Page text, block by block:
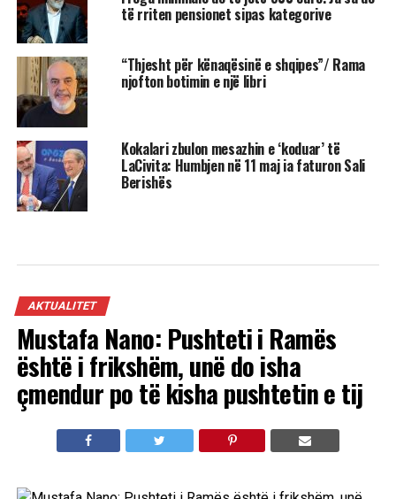
të rriten pensionet sipas kategorive
“Thjesht për kënaqësinë e shqipes”/ Rama
njofton botimin e një libri
Kokalari zbulon mesazhin e ‘koduar’ të
LaCivita: Humbjen në 11 maj ia faturon Sali
Berishës
AKTUALITET
Mustafa Nano: Pushteti i Ramës
është i frikshëm, unë do isha
çmendur po të kisha pushtetin e tij